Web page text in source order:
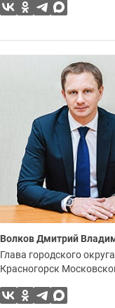
Волков Дмитрий
Глава городского округа
Красногорск